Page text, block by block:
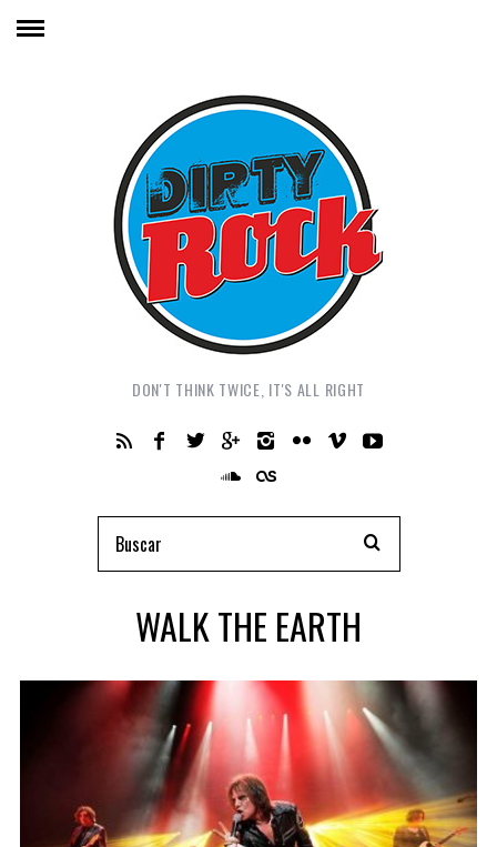
DON'T THINK TWICE, IT'S ALL RIGHT
WALK THE EARTH